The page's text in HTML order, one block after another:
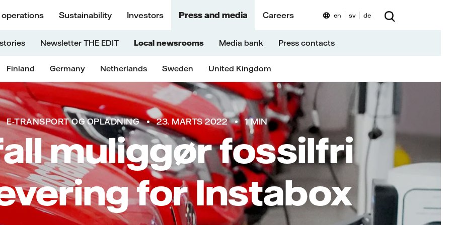
operations Sustainability Investors Press and media Careers
Newsletter THE EDIT Local newsrooms Media bank Press contacts
Finland Germany Netherlands Sweden United Kingdom
en sv de
E-TRANSPORT OG OPLADNING 23. MARTS 2022 1 MIN
muliggør fossilfri
for Instabox